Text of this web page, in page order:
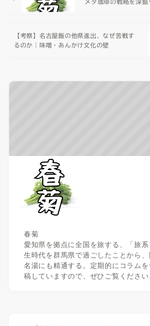
メダ珈琲の戦略を深掘
【考察】名古屋飯の他県進出、なぜ苦戦す
るのか｜味噌・あんかけ文化の壁
春菊
愛知県を拠点に全国を旅する、「旅
生時代を群馬県で過ごしたことから
名湯にも精通する。定期的にコラム
稿していますので、ぜひご覧ください